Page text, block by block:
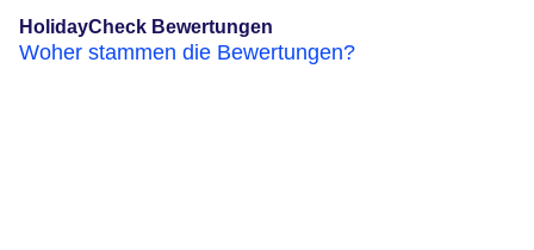
HolidayCheck Bewertungen
Woher stammen die Bewertungen?